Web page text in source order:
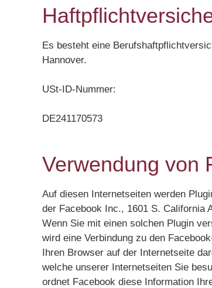
Es besteht eine
Hannover.
USt-ID-Nummer:
DE241170573
Verwendung von
Auf diesen Internetseiten werden
der Facebook Inc., 1601 S. California
Wenn Sie mit einen solchen Plugin
wird eine Verbindung zu den
Ihren Browser auf der Internetseite
welche unserer Internetseiten Sie
ordnet Facebook diese Information